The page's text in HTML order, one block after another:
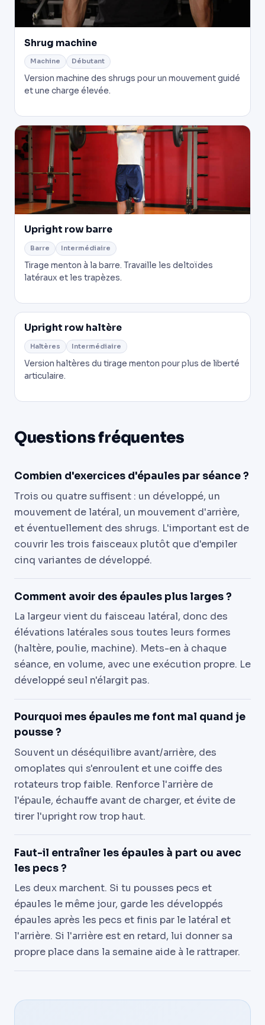
Shrug machine
Machine Débutant
Version machine des shrugs pour un mouvement guidé
et une charge élevée.
Upright row barre
Barre Intermédiaire
Tirage menton à la barre. Travaille les deltoïdes
latéraux et les trapèzes.
Upright row haltère
Haltères Intermédiaire
Version haltères du tirage menton pour plus de liberté
articulaire.
Questions fréquentes
Combien d'exercices d'épaules par séance ?
Trois ou quatre suffisent : un développé, un
mouvement de latéral, un mouvement d'arrière,
et éventuellement des shrugs. L'important est de
couvrir les trois faisceaux plutôt que d'empiler
cinq variantes de développé.
Comment avoir des épaules plus larges ?
La largeur vient du faisceau latéral, donc des
élévations latérales sous toutes leurs formes
(haltère, poulie, machine). Mets-en à chaque
séance, en volume, avec une exécution propre. Le
développé seul n'élargit pas.
Pourquoi mes épaules me font mal quand je
pousse ?
Souvent un déséquilibre avant/arrière, des
omoplates qui s'enroulent et une coiffe des
rotateurs trop faible. Renforce l'arrière de
l'épaule, échauffe avant de charger, et évite de
tirer l'upright row trop haut.
Faut-il entraîner les épaules à part ou avec
les pecs ?
Les deux marchent. Si tu pousses pecs et
épaules le même jour, garde les développés
épaules après les pecs et finis par le latéral et
l'arrière. Si l'arrière est en retard, lui donner sa
propre place dans la semaine aide à le rattraper.